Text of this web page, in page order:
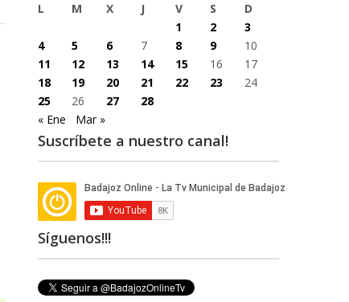
L
M X J V S
D
1
2
3
4
5 6 7 8 9
10
11
12 13 14 15 16
17
18
19 20 21 22 23
24
25
26 27
28
« Ene
Mar »
Suscríbete a nuestro canal!
Síguenos!!!